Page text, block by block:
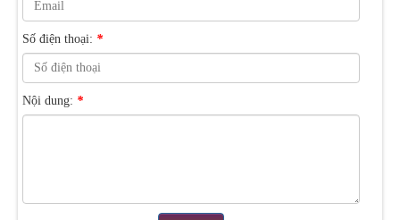
Số điện thoại: *
Nội dung: *